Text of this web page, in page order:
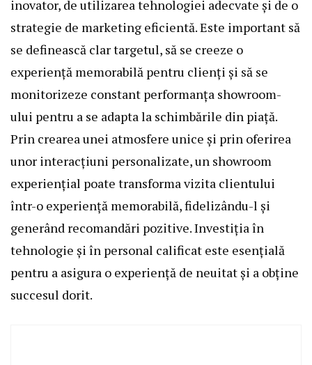
inovator, de utilizarea tehnologiei adecvate și de o
strategie de marketing eficientă. Este important să
se definească clar targetul, să se creeze o
experiență memorabilă pentru clienți și să se
monitorizeze constant performanța showroom-
ului pentru a se adapta la schimbările din piață.
Prin crearea unei atmosfere unice și prin oferirea
unor interacțiuni personalizate, un showroom
experiențial poate transforma vizita clientului
într-o experiență memorabilă, fidelizându-l și
generând recomandări pozitive. Investiția în
tehnologie și în personal calificat este esențială
pentru a asigura o experiență de neuitat și a obține
succesul dorit.